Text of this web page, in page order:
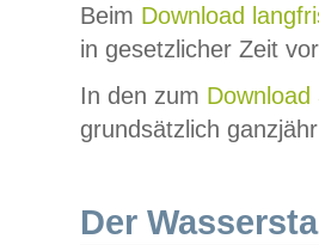
Beim Download
in gesetzlicher Zeit
In den zum Download
grundsätzlich
Der